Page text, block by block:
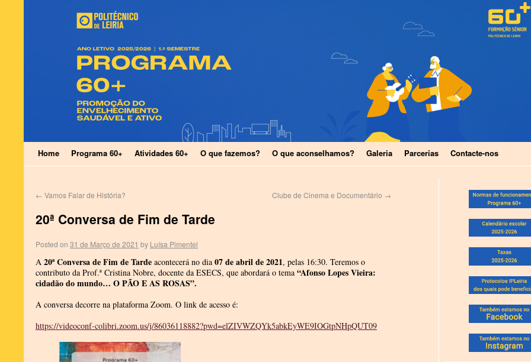
Home Programa 60+ Atividades 60+ O que fazemos? O que aconselhamos? Galeria Parcerias Contacte-nos
← Vamos Falar de História? Clube de Cinema e Documentário →
20ª Conversa de Fim de Tarde
Posted on 31 de Março de 2021 by Luísa Pimentel
A 20ª Conversa de Fim de Tarde acontecerá no dia 07 de abril de 2021, pelas 16:30. Teremos o
contributo da Prof.ª Cristina Nobre, docente da ESECS, que abordará o tema “Afonso Lopes Vieira:
cidadão do mundo… O PÃO E AS ROSAS”.
A conversa decorre na plataforma Zoom. O link de acesso é:
https://videoconf-colibri.zoom.us/j/86036118882?pwd=elZIVWZQYk5abkEyWE9IOGtpNHpQUT09